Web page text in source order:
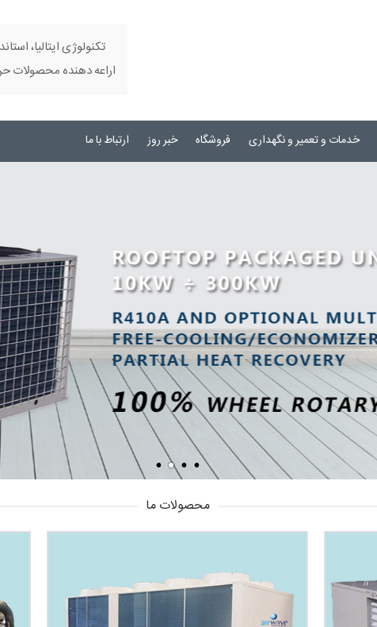
تکنولوژی ایتالیا،
اراعه دهنده محصولات
خدمات و تعمیر و نگهداری فروشگاه خبر روز ارتباط با ما
محصولات ما